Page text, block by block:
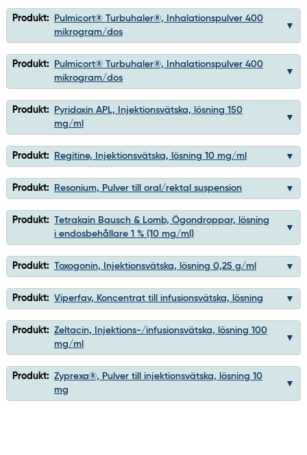
Produkt:
Pulmicort® Turbuhaler®, Inhalationspulver 400
mikrogram/dos
Produkt:
Pulmicort® Turbuhaler®, Inhalationspulver 400
mikrogram/dos
Produkt:
Pyridoxin APL, Injektionsvätska, lösning 150
mg/ml
Produkt: Regitine, Injektionsvätska, lösning 10 mg/ml
Produkt: Resonium, Pulver till oral/rektal suspension
Produkt: Tetrakain Bausch & Lomb, Ögondroppar, lösning
i endosbehållare 1 % (10 mg/ml)
Produkt: Toxogonin, Injektionsvätska, lösning 0,25 g/ml
Produkt: Viperfav, Koncentrat till infusionsvätska, lösning
Produkt: Zeltacin, Injektions-/infusionsvätska, lösning 100
mg/ml
Produkt: Zyprexa®, Pulver till injektionsvätska, lösning 10
mg